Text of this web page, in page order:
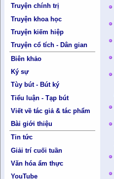
Truyện chính trị
Truyện khoa học
Truyện kiếm hiệp
Truyện cổ tích - Dân gian
Biên khảo
Ký sự
Tùy bút - Bút ký
Tiểu luận - Tạp bút
Viết về tác giả & tác phẩm
Bài giới thiệu
Tin tức
Giải trí cuối tuần
Văn hóa ẩm thực
YouTube